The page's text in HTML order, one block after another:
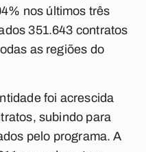
nos últimos três
351.643 contratos
as regiões do
foi acrescida
subindo para
pelo programa. A